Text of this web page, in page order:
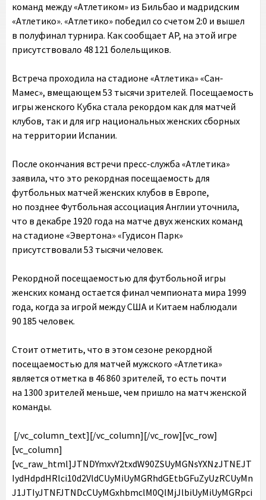
команд между «Атлетиком» из Бильбао и мадридским
«Атлетико». «Атлетико» победил со счетом 2:0 и вышел
в полуфинал турнира. Как сообщает AP, на этой игре
присутствовало 48 121 болельщиков.
Встреча проходила на стадионе «Атлетика» «Сан-
Мамес», вмещающем 53 тысячи зрителей. Посещаемость
игры женского Кубка стала рекордом как для матчей
клубов, так и для игр национальных женских сборных
на территории Испании.
После окончания встречи пресс-служба «Атлетика»
заявила, что это рекордная посещаемость для
футбольных матчей женских клубов в Европе,
но позднее Футбольная ассоциация Англии уточнила,
что в декабре 1920 года на матче двух женских команд
на стадионе «Эвертона» «Гудисон Парк»
присутствовали 53 тысячи человек.
Рекордной посещаемостью для футбольной игры
женских команд остается финал чемпионата мира 1999
года, когда за игрой между США и Китаем наблюдали
90 185 человек.
Стоит отметить, что в этом сезоне рекордной
посещаемостью для матчей мужского «Атлетика»
является отметка в 46 860 зрителей, то есть почти
на 1300 зрителей меньше, чем пришло на матч женской
команды.
[/vc_column_text][/vc_column][/vc_row][vc_row]
[vc_column]
[vc_raw_html]JTNDYmxvY2txdW90ZSUyMGNsYXNzJTNEJT
IydHdpdHRlci10d2VldCUyMiUyMGRhdGEtbGFuZyUzRCUyMn
J1JTIyJTNFJTNDcCUyMGxhbmclM0QlMjJlbiUyMiUyMGRpci